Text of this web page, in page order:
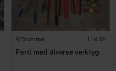
Bromma 11d 6h
Parti med diverse verktyg